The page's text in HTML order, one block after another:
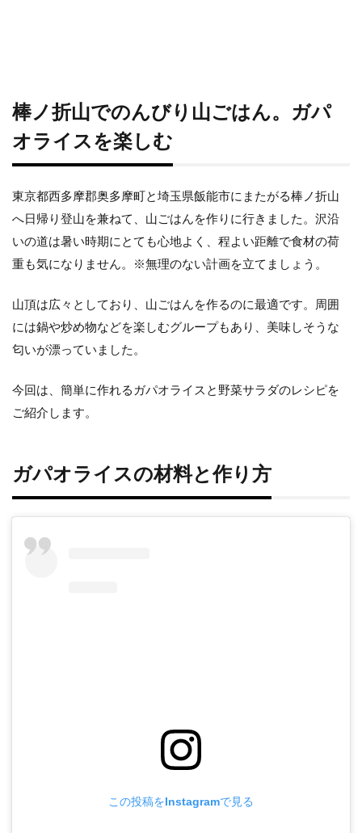
棒ノ折山でのんびり山ごはん。ガパ
オライスを楽しむ
東京都西多摩郡奥多摩町と埼玉県飯能市にまたがる棒ノ折山
へ日帰り登山を兼ねて、山ごはんを作りに行きました。沢沿
いの道は暑い時期にとても心地よく、程よい距離で食材の荷
重も気になりません。※無理のない計画を立てましょう。
山頂は広々としており、山ごはんを作るのに最適です。周囲
には鍋や炒め物などを楽しむグループもあり、美味しそうな
匂いが漂っていました。
今回は、簡単に作れるガパオライスと野菜サラダのレシピを
ご紹介します。
ガパオライスの材料と作り方
この投稿をInstagramで見る